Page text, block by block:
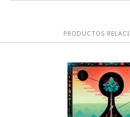
PRODUCTOS